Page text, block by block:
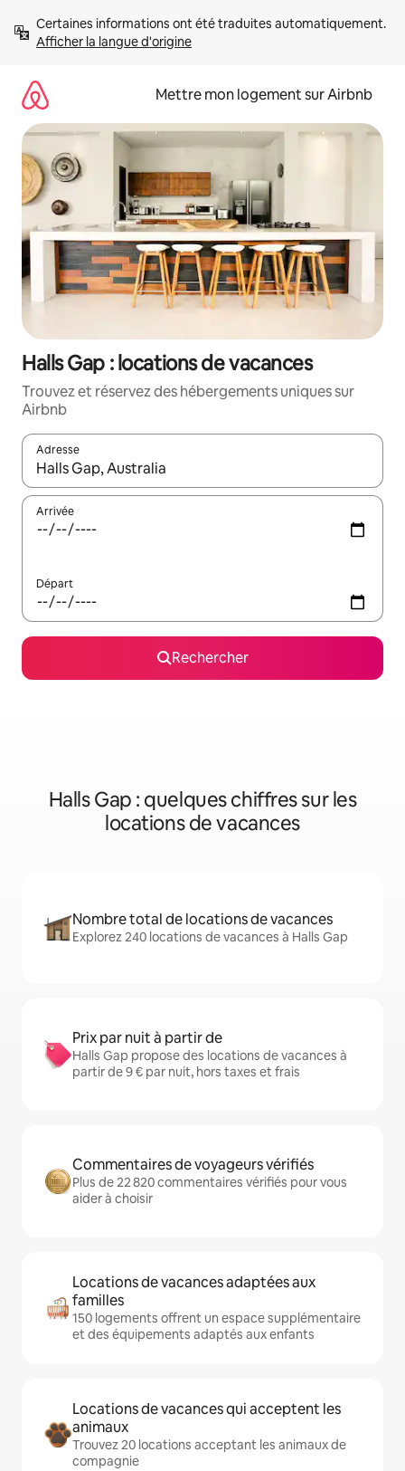
directement
Afficher la langue d'origine
Mettre mon logement sur Airbnb
Halls Gap : locations de vacances
Trouvez et réservez des hébergements uniques sur
Airbnb
Adresse
Lorsque les résultats s'affichent, utilisez les flèches vers le
Arrivée
Départ
Rechercher
Halls Gap : quelques chiffres sur les
locations de vacances
Nombre total de locations de vacances
Explorez 240 locations de vacances à Halls Gap
Prix par nuit à partir de
Halls Gap propose des locations de vacances à
partir de 9 € par nuit, hors taxes et frais
Commentaires de voyageurs vérifiés
Plus de 22 820 commentaires vérifiés pour vous
aider à choisir
Locations de vacances adaptées aux
familles
150 logements offrent un espace supplémentaire
et des équipements adaptés aux enfants
Locations de vacances qui acceptent les
animaux
Trouvez 20 locations acceptant les animaux de
compagnie